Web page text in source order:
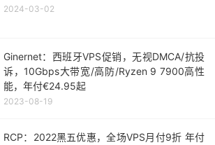
2024-03-02
Ginernet：西班牙VPS促销，无视DMCA/抗投
诉，10Gbps大带宽/高防/Ryzen 9 7900高性
能，年付€24.95起
2023-08-19
RCP：2022黑五优惠，全场VPS月付9折 年付